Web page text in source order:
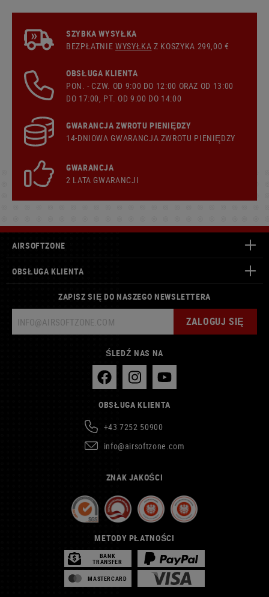
SZYBKA WYSYŁKA
BEZPŁATNIEWYSYŁKA Z KOSZYKA 299,00 €
OBSŁUGA KLIENTA
PON. - CZW. OD 9:00 DO 12:00 ORAZ OD 13:00
DO 17:00, PT. OD 9:00 DO 14:00
GWARANCJA ZWROTU PIENIĘDZY
14-DNIOWA GWARANCJA ZWROTU PIENIĘDZY
GWARANCJA
2 LATA GWARANCJI
AIRSOFTZONE
OBSŁUGA KLIENTA
ZAPISZ SIĘ DO NASZEGO NEWSLETTERA
ZALOGUJ SIĘ
ŚLEDŹ NAS NA
OBSŁUGA KLIENTA
+43 7252 50900
info@airsoftzone.com
ZNAK JAKOŚCI
METODY PŁATNOŚCI
BANK
TRANSFER
MASTERCARD